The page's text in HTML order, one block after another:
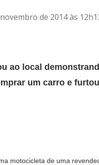
de 2014 às
ao local
um carro e
motocicleta de uma